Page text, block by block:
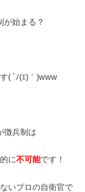
が始まる？
( ´ﾉ(ｴ)｀)www
徴兵制は
に不可能です！
いプロの自衛官で